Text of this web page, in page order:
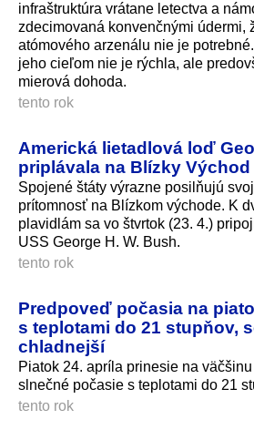
infraštruktúra vrátane letectva a
zdecimovaná konvenčnými údermi,
atómového arzenálu nie je
jeho cieľom nie je rýchla, ale
mierová dohoda.
tento rok
Americká lietadlová loď
priplávala na Blízky Východ
Spojené štáty výrazne posilňujú
prítomnosť na Blízkom východe. K
plavidlám sa vo štvrtok (23. 4.)
USS George H. W. Bush.
tento rok
Predpoveď počasia na
s teplotami do 21 stupňov,
chladnejší
Piatok 24. apríla prinesie na
slnečné počasie s teplotami do 21
tento rok